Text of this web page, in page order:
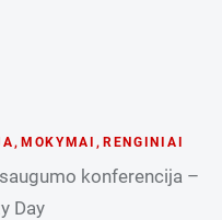
, MOKYMAI , RENGINIAI
konferencija –
Day